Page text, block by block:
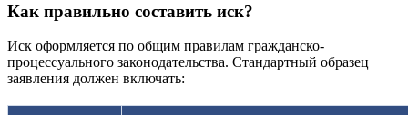
Как правильно составить иск?
Иск оформляется по общим правилам гражданско-
процессуального законодательства. Стандартный образец
заявления должен включать: